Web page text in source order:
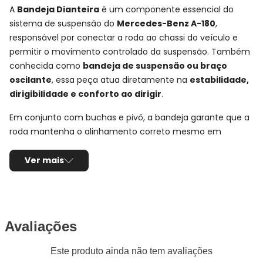
A Bandeja Dianteira é um componente essencial do
sistema de suspensão do Mercedes-Benz A-180,
responsável por conectar a roda ao chassi do veículo e
permitir o movimento controlado da suspensão. Também
conhecida como bandeja de suspensão ou braço
oscilante, essa peça atua diretamente na estabilidade,
dirigibilidade e conforto ao dirigir.
Em conjunto com buchas e pivô, a bandeja garante que a
roda mantenha o alinhamento correto mesmo em
mais segura e previsível.
Montadora:
Modelo:A-180
Ver mais
Avaliações
Este produto ainda não tem avaliações